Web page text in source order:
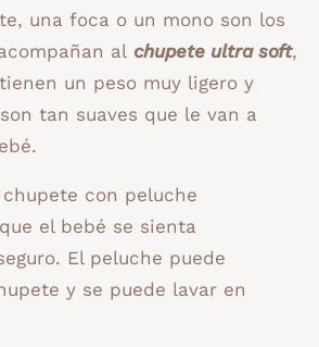
una foca o un mono son los
al chupete ultra soft,
un peso muy ligero y
tan suaves que le van a
con peluche
el bebé se sienta
El peluche puede
y se puede lavar en